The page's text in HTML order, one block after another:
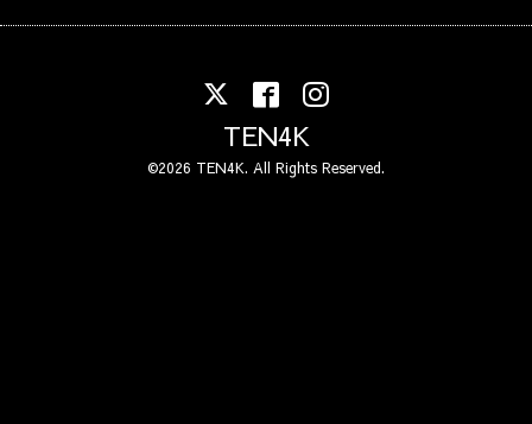
TEN4K
©2026 TEN4K. All Rights Reserved.